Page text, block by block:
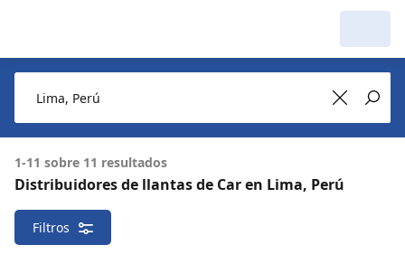
1-11 sobre 11 resultados
Distribuidores de llantas de Car en Lima, Perú
Filtros